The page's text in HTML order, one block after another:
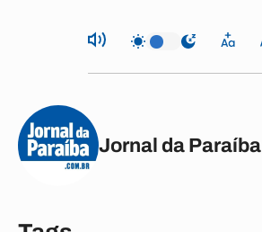
Jornal da Paraíba